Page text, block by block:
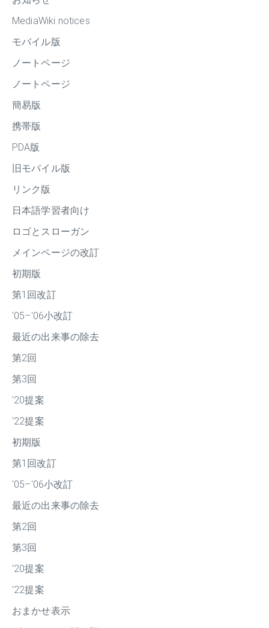
MediaWiki notices
モバイル版
ノートページ
ノートページ
簡易版
携帯版
PDA版
旧モバイル版
リンク版
日本語学習者向け
ロゴとスローガン
メインページの改訂
初期版
第1回改訂
'05–'06小改訂
最近の出来事の除去
第2回
第3回
'20提案
'22提案
初期版
第1回改訂
'05–'06小改訂
最近の出来事の除去
第2回
第3回
'20提案
'22提案
おまかせ表示